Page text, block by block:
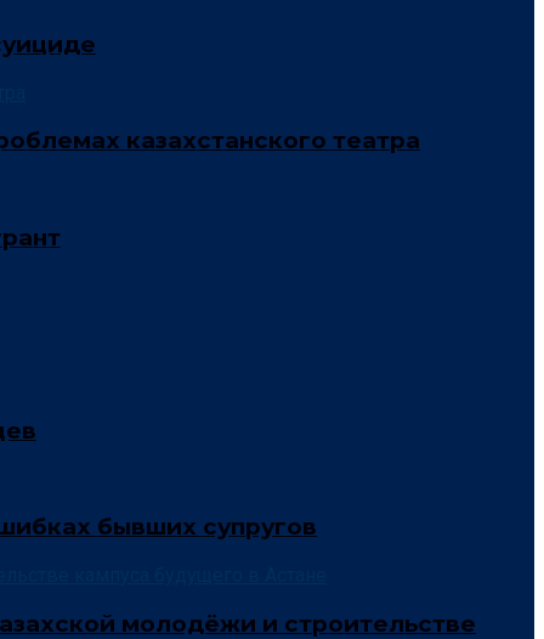
казахстанского театра
бывших супругов
молодёжи и строительстве